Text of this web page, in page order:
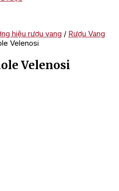
hiệu rượu vang / Rượu Vang
Velenosi
Velenosi